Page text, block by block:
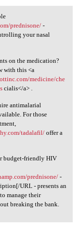
prednisone/-
your nasal
on the medication?
with this <a
medicine/che
cialis</a> .
antimalarial
For those
tadalafil/offer a
budget-friendly HIV
prednisone/-
URL - presents an
manage their
breaking the bank.